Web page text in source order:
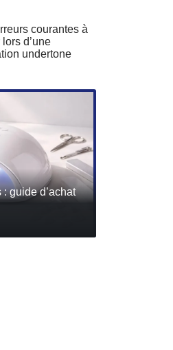
courantes à
d’une
undertone
guide d’achat